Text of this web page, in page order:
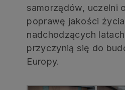
samorządów, uczelni
poprawę jakości
nadchodzących
przyczynią się do
Europy.